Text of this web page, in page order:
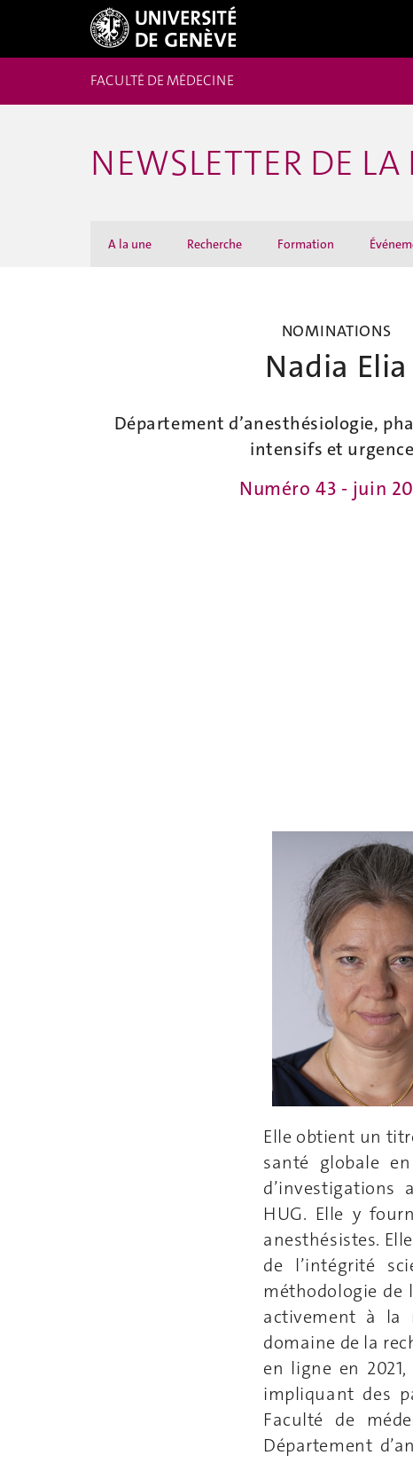
FACULTÉ DE MÉDECINE
NEWSLETTER DE
A la une Recherche Formation
NOMINATIONS
Nadia Elia
Département d’anesthésiologie,
intensifs et
Numéro 43 - juin
Elle obtient un
santé globale
d’investigations
HUG. Elle y
anesthésistes.
de l’intégrité
méthodologie de
activement à la
domaine de la
en ligne en
impliquant des
Faculté de
Département